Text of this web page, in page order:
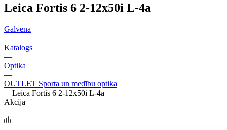
Leica Fortis 6 2-12x50i L-4a
Galvenā
—
Katalogs
—
Optika
—
OUTLET Sporta un medību optika
—Leica Fortis 6 2-12x50i L-4a
Akcija